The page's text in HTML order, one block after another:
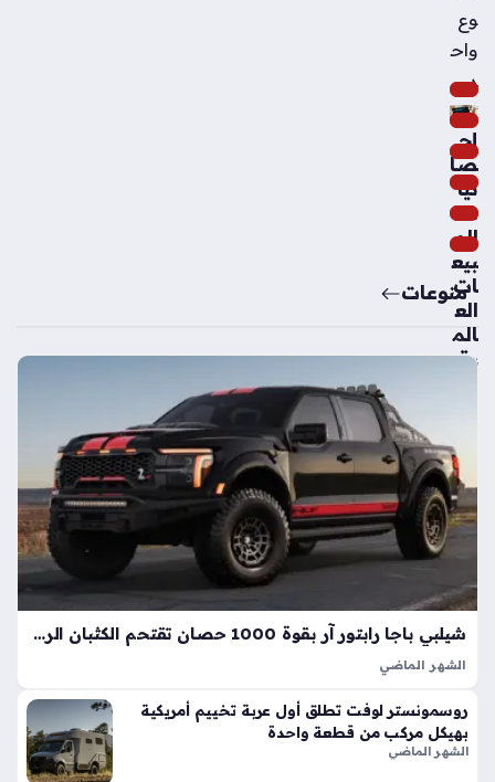
وع
واح
د
إح
صا
ئيا
ت
الم
بيع
ات
الع
الم
ية
سي
ارة
الك
ة
الأك
اعت
دي
ة
منوعات
شيلبي باجا رابتور آر بقوة 1000 حصان تقتحم الكثبان الرملية بأداء خارق
الشهر الماضي
المفرطة التي تكسر حواجز الأداء التقليدية في شاحنات البيك أب، إذ
ارتقت بهذه الفئة إلى مستويات غير مسبوقة بفضل تعديلات…
روسمونستر لوفت تطلق أول عربة تخييم أمريكية
بهيكل مركب من قطعة واحدة
الشهر الماضي